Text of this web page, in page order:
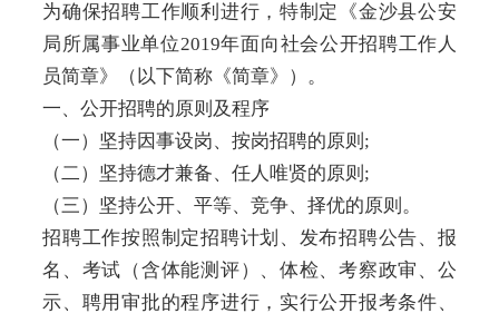
为确保招聘工作顺利进行，特制定《金沙县公安
局所属事业单位2019年面向社会公开招聘工作人
员简章》（以下简称《简章》）。
一、公开招聘的原则及程序
（一）坚持因事设岗、按岗招聘的原则;
（二）坚持德才兼备、任人唯贤的原则;
（三）坚持公开、平等、竞争、择优的原则。
招聘工作按照制定招聘计划、发布招聘公告、报
名、考试（含体能测评）、体检、考察政审、公
示、聘用审批的程序进行，实行公开报考条件、